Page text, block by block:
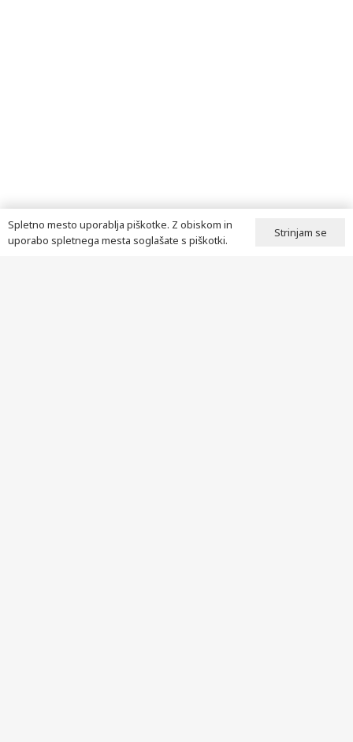
Spletno mesto uporablja piškotke. Z obiskom in
uporabo spletnega mesta soglašate s piškotki.
Strinjam se